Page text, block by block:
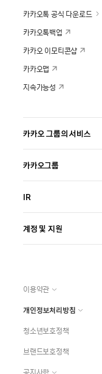
카카오톡 공식 다운로드
카카오톡백업
카카오 이모티콘샵
카카오맵
지속가능성
카카오 그룹의 서비스
카카오그룹
IR
계정 및 지원
이용약관
개인정보처리방침
청소년보호정책
브랜드보호정책